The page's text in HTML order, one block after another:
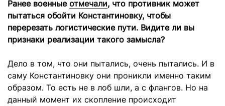
Ранее военные отмечали, что противник может
пытаться обойти Константиновку, чтобы
перерезать логистические пути. Видите ли вы
признаки реализации такого замысла?
Дело в том, что они пытались, очень пытались. И в
саму Константиновку они проникли именно таким
образом. То есть не в лоб шли, а с флангов. Но на
данный момент их скопление происходит